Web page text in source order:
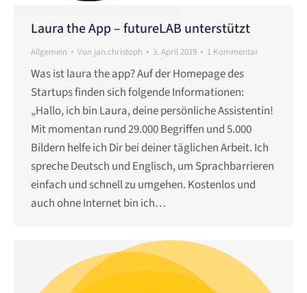
Laura the App – futureLAB unterstützt
Allgemein Von jan.christoph 3. April 2019 1 Kommentar
Was ist laura the app? Auf der Homepage des
Startups finden sich folgende Informationen:
„Hallo, ich bin Laura, deine persönliche Assistentin!
Mit momentan rund 29.000 Begriffen und 5.000
Bildern helfe ich Dir bei deiner täglichen Arbeit. Ich
spreche Deutsch und Englisch, um Sprachbarrieren
einfach und schnell zu umgehen. Kostenlos und
auch ohne Internet bin ich…